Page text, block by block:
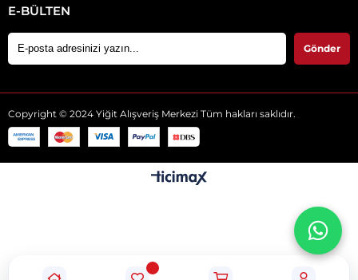
E-BÜLTEN
Gönder
Copyright © 2024 Yiğit Alışveriş Merkezi Tüm hakları saklıdır.